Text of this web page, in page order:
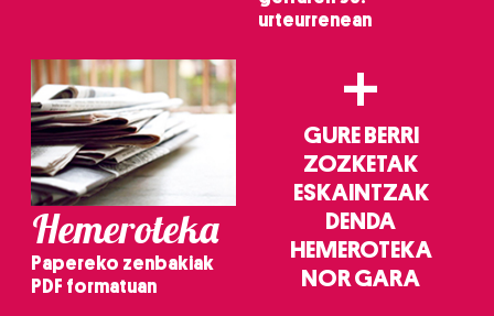
Webgune honek cookie propioak eta hirugarrenen cookie-
fitxategiak erabiltzen ditu. Zure esperientzia eta
zerbitzuak hobetzeko asmoz, cookie teknologiaz
baliatzen gara. Ohar hau onartuz gero, teknologia hori
erabiltzeko baimen esplizitua ematen diguzu. Gehiago
irakurri
urteurrenean
Hemeroteka
Papereko zenbakiak
PDF formatuan
+
GURE BERRI
ZOZKETAK
ESKAINTZAK
DENDA
HEMEROTEKA
NOR GARA